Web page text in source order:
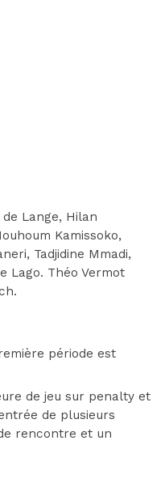
Lange, Hilan
Kamissoko,
Tadjidine Mmadi,
Lago. Théo Vermot
période est
de jeu sur penalty et
de plusieurs
rencontre et un